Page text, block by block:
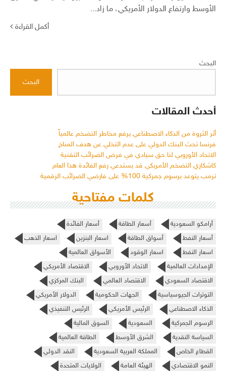
الأوسط وارتفاع الدولار الأمريكي، ما زاد...
أكمل القراءة
البحث
البحث
أحدث المقالات
أثر الثروة من الذكاء الاصطناعي يرفع مخاطر التضخم عالمياً
فرنسا تحث البنك الدولي على عدم التخلي عن هدف المناخ
الاتحاد الأوروبي لنا حق سيادي في فرض الضرائب التقنية
كاشكاري التضخم الأمريكي قد يستدعي رفع الفائدة هذا العام
ترمب يتوعد برسوم جمركية 100% على فارضي الضرائب الرقمية
كلمات مفتاحية
أرامكو السعودية أسعار الطاقة
أسعار الفائدة
أسعار النفط
أسواق الطاقة اسعار البنزين
اسعار الذهب
اسعار النفط
اسعار الوقود
الأسواق العالمية
الإمدادات العالمية
الاتحاد الأوروبي
الاقتصاد الأمريكي
الاقتصاد السعودي
الاقتصاد العالمي
البنك المركزي
التوترات الجيوسياسية
الجهات الحكومية
الدولار الأمريكي
الذكاء الاصطناعي
الرئيس الأمريكي
الرئيس التنفيذي
الرسوم الجمركية
السعودية
السوق المالية
السياسة النقدية
الشرق الأوسط
الطاقة العالمية
القطاع الخاص
المملكة العربية السعودية
النقد الدولي
النمو الاقتصادي
الهيئة العامة الولايات المتحدة